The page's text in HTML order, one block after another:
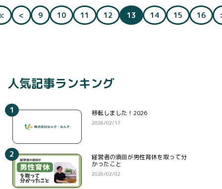
< 9 10 11 12 13 （現在のページ）
14 15 16
人気記事ランキング
1 移転しました！2026
2026/02/17
2
経営者の須田が男性育休を取って分
かったこと
2026/02/02